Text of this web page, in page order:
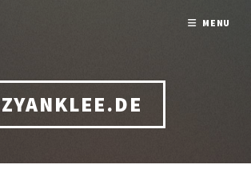
ZYANKLEE.DE
MENU